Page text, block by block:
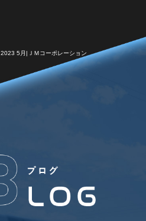
2023 5月|ＪＭコーポレーション